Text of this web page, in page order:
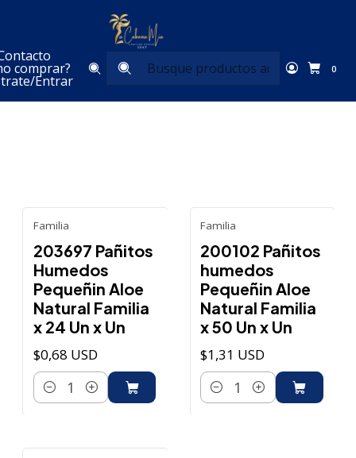
comprar?
Entrar
0
Para tu Bebé
Cuidado del Bebé
Familia
203697 Pañitos
Humedos
Pequeñin Aloe
Natural Familia
x 24 Un x Un
$0,68 USD
Cantidad
Familia
200102 Pañitos
humedos
Pequeñin Aloe
Natural Familia
x 50 Un x Un
$1,31 USD
Cantidad